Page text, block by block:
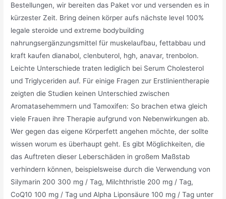
Bestellungen, wir bereiten das Paket vor und versenden es in
kürzester Zeit. Bring deinen körper aufs nächste level 100%
legale steroide und extreme bodybuilding
nahrungsergänzungsmittel für muskelaufbau, fettabbau und
kraft kaufen dianabol, clenbuterol, hgh, anavar, trenbolon.
Leichte Unterschiede traten lediglich bei Serum Cholesterol
und Triglyceriden auf. Für einige Fragen zur Erstlinientherapie
zeigten die Studien keinen Unterschied zwischen
Aromatasehemmern und Tamoxifen: So brachen etwa gleich
viele Frauen ihre Therapie aufgrund von Nebenwirkungen ab.
Wer gegen das eigene Körperfett angehen möchte, der sollte
wissen worum es überhaupt geht. Es gibt Möglichkeiten, die
das Auftreten dieser Leberschäden in großem Maßstab
verhindern können, beispielsweise durch die Verwendung von
Silymarin 200 300 mg / Tag, Milchthristle 200 mg / Tag,
CoQ10 100 mg / Tag und Alpha Liponsäure 100 mg / Tag unter